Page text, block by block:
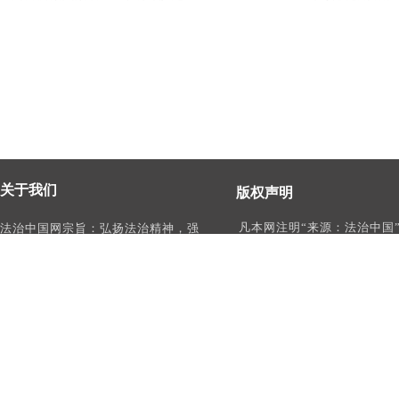
版权声明
凡本网注明“来源：法治中国
关于我们
法治中国网宗旨：弘扬法治精神，强